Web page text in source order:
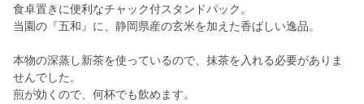
食卓置きに便利なチャック付スタンドパック。
当園の『五和』に、静岡県産の玄米を加えた香ばしい逸品。
本物の深蒸し新茶を使っているので、抹茶を入れる必要がありま
せんでした。
煎が効くので、何杯でも飲めます。